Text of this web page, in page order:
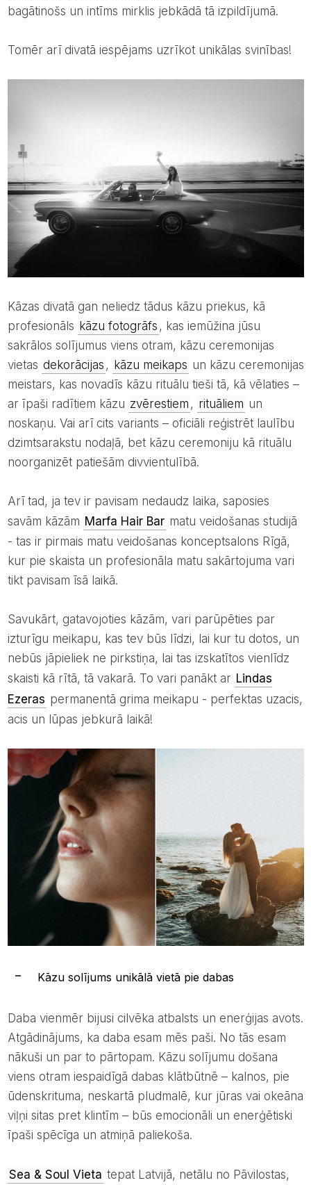
bagātinošs un intīms mirklis jebkādā tā izpildījumā.
Tomēr arī divatā iespējams uzrīkot unikālas svinības!
Kāzas divatā gan neliedz tādus kāzu priekus, kā
profesionāls kāzu fotogrāfs , kas iemūžina jūsu
sakrālos solījumus viens otram, kāzu ceremonijas
vietas dekorācijas , kāzu meikaps un kāzu ceremonijas
meistars, kas novadīs kāzu rituālu tieši tā, kā vēlaties –
ar īpaši radītiem kāzu zvērestiem , rituāliem un
noskaņu. Vai arī cits variants – oficiāli reģistrēt laulību
dzimtsarakstu nodaļā, bet kāzu ceremoniju kā rituālu
noorganizēt patiešām divvientulībā.
Arī tad, ja tev ir pavisam nedaudz laika, saposies
savām kāzām Marfa Hair Bar matu veidošanas studijā
- tas ir pirmais matu veidošanas konceptsalons Rīgā,
kur pie skaista un profesionāla matu sakārtojuma vari
tikt pavisam īsā laikā.
Savukārt, gatavojoties kāzām, vari parūpēties par
izturīgu meikapu, kas tev būs līdzi, lai kur tu dotos, un
nebūs jāpieliek ne pirkstiņa, lai tas izskatītos vienlīdz
skaisti kā rītā, tā vakarā. To vari panākt ar Lindas
Ezeras permanentā grima meikapu - perfektas uzacis,
acis un lūpas jebkurā laikā!
Kāzu solījums unikālā vietā pie dabas
Daba vienmēr bijusi cilvēka atbalsts un enerģijas avots.
Atgādinājums, ka daba esam mēs paši. No tās esam
nākuši un par to pārtopam. Kāzu solījumu došana
viens otram iespaidīgā dabas klātbūtnē – kalnos, pie
ūdenskrituma, neskartā pludmalē, kur jūras vai okeāna
viļņi sitas pret klintīm – būs emocionāli un enerģētiski
īpaši spēcīga un atmiņā paliekoša.
Sea & Soul Vieta tepat Latvijā, netālu no Pāvilostas,